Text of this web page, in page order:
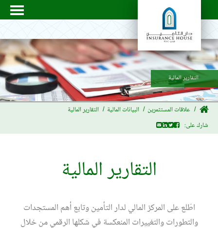
التقارير المالية
علاقات المستثمرين البيانات المالية
التقارير المالية
شارك على:
التقارير المالية
اطّلع على المركز المالي لدار التأمين وتابع أهم المستجدات
والتطورات والتغييرات المنعكسة في شكلها الرقمي من خلال